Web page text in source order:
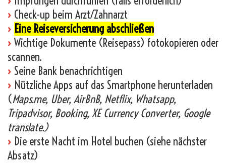
› Check-up beim Arzt/Zahnarzt
› Eine Reiseversicherung abschließen
› Wichtige Dokumente (Reisepass) fotokopieren oder
scannen.
› Seine Bank benachrichtigen
› Nützliche Apps auf das Smartphone herunterladen
(Maps.me, Uber, AirBnB, Netflix, Whatsapp,
Tripadvisor, Booking, XE Currency Converter, Google
translate.)
› Die erste Nacht im Hotel buchen (siehe nächster
Absatz)